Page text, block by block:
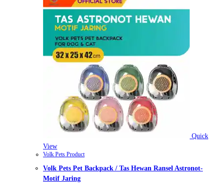
Quick
View
Volk Pets Product
Volk Pets Pet Backpack / Tas Hewan Ransel Astronot-
Motif Jaring